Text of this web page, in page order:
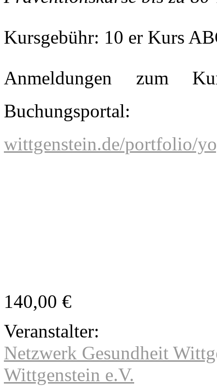
Kursgebühr: 10 er Kurs
Anmeldungen zum
wittgenstein.de/portfolio/
140,00 €
Veranstalter:
Netzwerk Gesundheit
Wittgenstein e.V.